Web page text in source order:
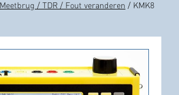
Meetbrug / TDR / Fout veranderen / KMK8